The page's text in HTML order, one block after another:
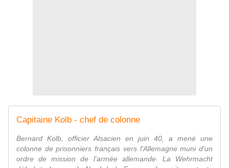
Capitaine Kolb - chef de colonne
Bernard Kolb, officier Alsacien en juin 40, a mené une
colonne de prisonniers français vers l'Allemagne muni d'un
ordre de mission de l'armée allemande. La Wehrmacht